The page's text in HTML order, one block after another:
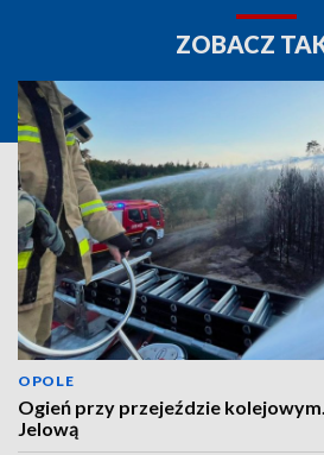
ZOBACZ
OPOLE
Ogień przy przejeździe
Jelową